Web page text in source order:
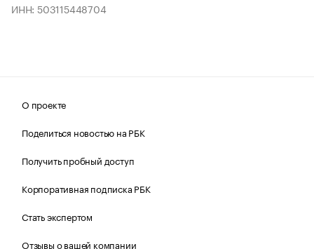
ИНН: 503115448704
О проекте
Поделиться новостью на РБК
Получить пробный доступ
Корпоративная подписка РБК
Стать экспертом
Отзывы о вашей компании